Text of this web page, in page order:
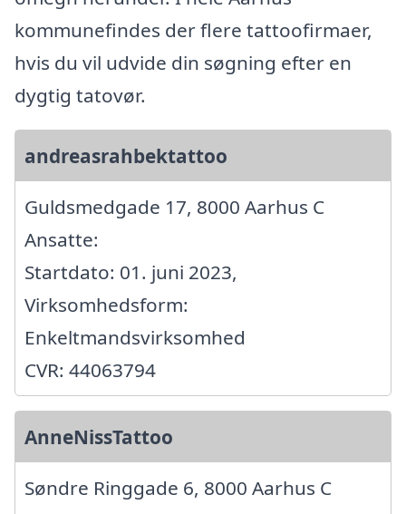
kommunefindes der flere tattoofirmaer,
hvis du vil udvide din søgning efter en
dygtig tatovør.
andreasrahbektattoo
Guldsmedgade 17, 8000 Aarhus C
Ansatte:
Startdato: 01. juni 2023,
Virksomhedsform:
Enkeltmandsvirksomhed
CVR: 44063794
AnneNissTattoo
Søndre Ringgade 6, 8000 Aarhus C